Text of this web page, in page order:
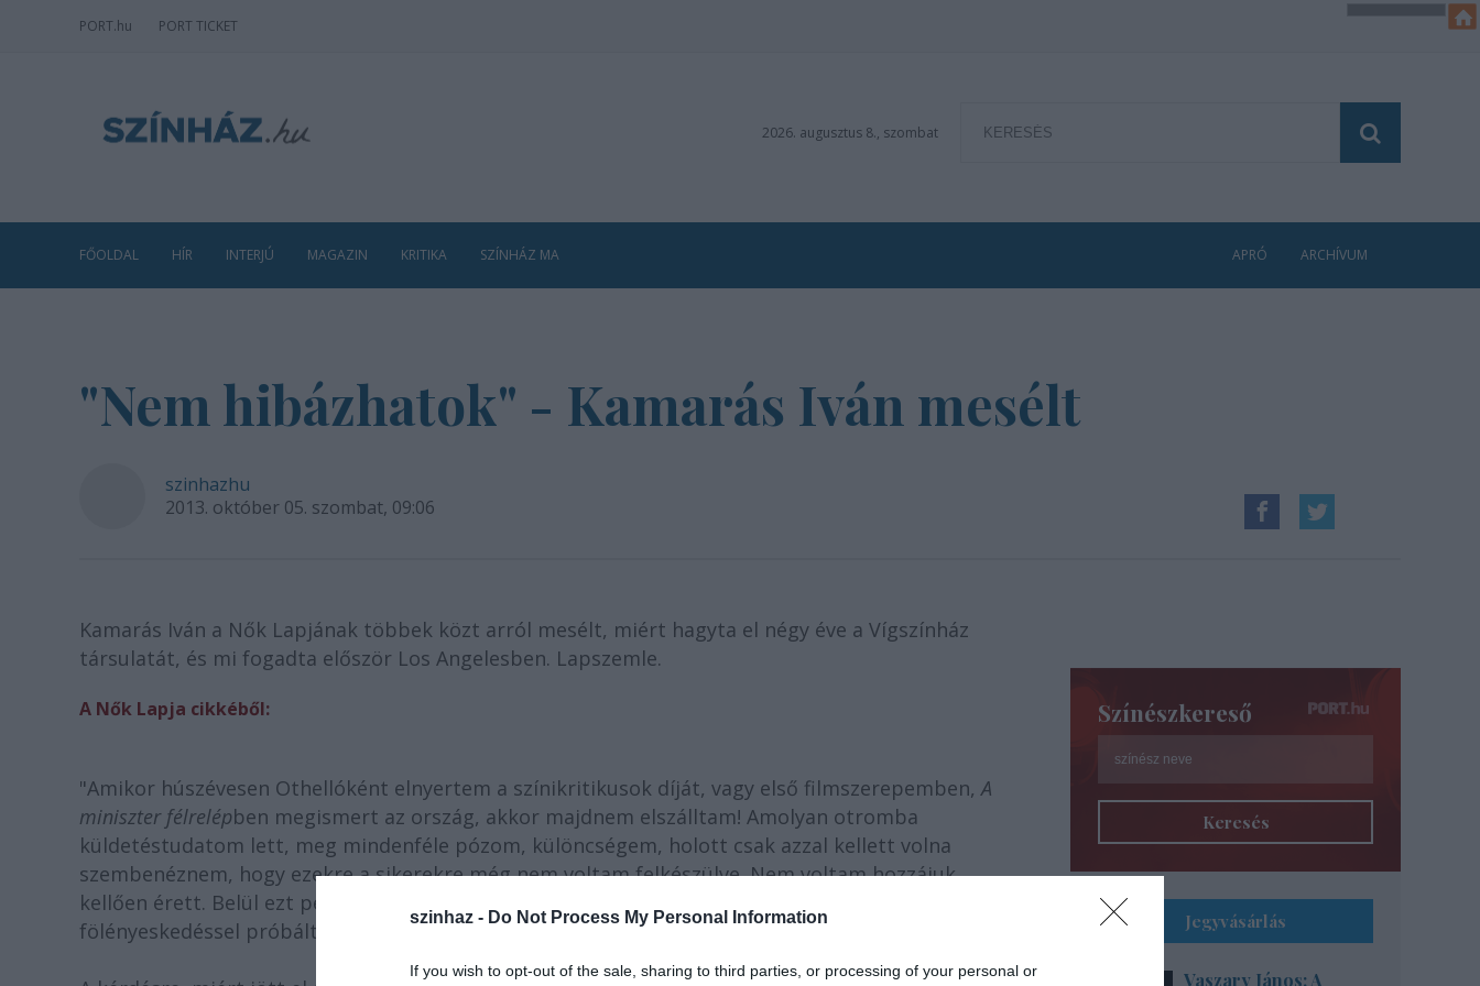
szinhaz - Do Not Process My Personal Information
If you wish to opt-out of the sale, sharing to third parties, or processing of your personal or
PORT.hu PORT TICKET
2026. augusztus 8., szombat
FŐOLDAL HÍR INTERJÚ MAGAZIN KRITIKA SZÍNHÁZ MA APRÓ ARCHÍVUM
"Nem hibázhatok" - Kamarás Iván mesélt
szinhazhu
2013. október 05. szombat, 09:06
Kamarás Iván a Nők Lapjának többek közt arról mesélt, miért hagyta el négy éve a Vígszínház
társulatát, és mi fogadta először Los Angelesben. Lapszemle.
A Nők Lapja cikkéből:
"Amikor húszévesen Othellóként elnyertem a színikritikusok díját, vagy első filmszerepemben,A
miniszter félrelépben megismert az ország, akkor majdnem elszálltam! Amolyan otromba
küldetéstudatom lett, meg mindenféle pózom, különcségem, holott csak azzal kellett volna
szembenéznem, hogy ezekre a sikerekre még nem voltam felkészülve. Nem voltam hozzájuk
kellően érett. Belül ezt persze éreztem, és elbizonytalanított, de holmi nagyképűséggel,
fölényeskedéssel próbáltam ellensúlyozni" - vallotta az interjúbanKamarás Iván
Színészkereső
Keresés
Jegyvásárlás
Vaszary János: A